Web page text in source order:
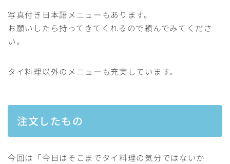
写真付き日本語メニューもあります。
お願いしたら持ってきてくれるので頼んでみてくださ
い。
タイ料理以外のメニューも充実しています。
注文したもの
今回は「今日はそこまでタイ料理の気分ではないか